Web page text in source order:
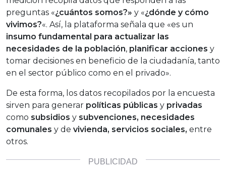
preguntas «¿cuántos somos?» y «¿dónde y cómo
vivimos?«. Así, la plataforma señala que «es un
insumo fundamental para actualizar las
necesidades de la población, planificar acciones y
tomar decisiones en beneficio de la ciudadanía, tanto
en el sector público como en el privado».
De esta forma, los datos recopilados por la encuesta
sirven para generar políticas públicas y privadas
como subsidios y subvenciones, necesidades
comunales y de vivienda, servicios sociales, entre
otros.